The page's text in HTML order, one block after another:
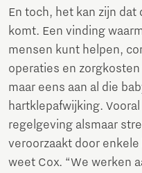
En toch, het kan zijn
komt. Een vinding
mensen kunt helpen,
operaties en
maar eens aan al die
hartklepafwijking.
regelgeving alsmaar
veroorzaakt door
weet Cox. “We werken